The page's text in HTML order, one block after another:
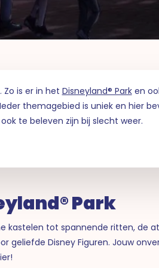
is er in het Disneyland® Parken
themagebied is uniek en hier
te beleven zijn bij slecht weer.
Park
kastelen tot spannende ritten, de
geliefde Disney Figuren. Jouw